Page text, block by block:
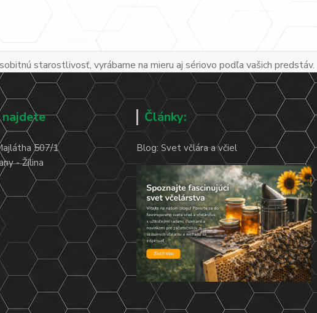
starostlivosť, vyrábame na mieru aj sériovo podľa vašich predstáv.
najdete
507/1
- Žilina
Články:
Blog: Svet včlára a včiel